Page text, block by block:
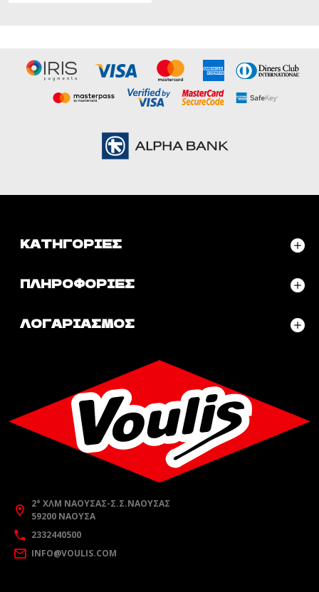
ΚΑΤΗΓΟΡΊΕΣ
ΠΛΗΡΟΦΟΡΊΕΣ
ΛΟΓΑΡΙΑΣΜΌΣ
2° ΧΛΜ ΝΆΟΥΣΑΣ-Σ.Σ.ΝΆΟΥΣΑΣ
59200 ΝΆΟΥΣΑ
2332440500
INFO@VOULIS.COM